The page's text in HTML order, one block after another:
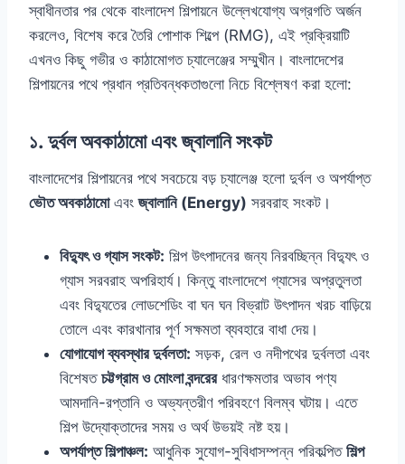
স্বাধীনতার পর থেকে বাংলাদেশ শিল্পায়নে উল্লেখযোগ্য অগ্রগতি অর্জন
করলেও, বিশেষ করে তৈরি পোশাক শিল্পে (RMG), এই প্রক্রিয়াটি
এখনও কিছু গভীর ও কাঠামোগত চ্যালেঞ্জের সম্মুখীন। বাংলাদেশের
শিল্পায়নের পথে প্রধান প্রতিবন্ধকতাগুলো নিচে বিশ্লেষণ করা হলো:
১. দুর্বল অবকাঠামো এবং জ্বালানি সংকট
বাংলাদেশের শিল্পায়নের পথে সবচেয়ে বড় চ্যালেঞ্জ হলো দুর্বল ও অপর্যাপ্ত
ভৌত অবকাঠামোএবংজ্বালানি (Energy) সরবরাহ সংকট।
বিদ্যুৎ ও গ্যাস সংকট: শিল্প উৎপাদনের জন্য নিরবচ্ছিন্ন বিদ্যুৎ ও
গ্যাস সরবরাহ অপরিহার্য। কিন্তু বাংলাদেশে গ্যাসের অপ্রতুলতা
এবং বিদ্যুতের লোডশেডিং বা ঘন ঘন বিভ্রাট উৎপাদন খরচ বাড়িয়ে
তোলে এবং কারখানার পূর্ণ সক্ষমতা ব্যবহারে বাধা দেয়।
যোগাযোগ ব্যবস্থার দুর্বলতা: সড়ক, রেল ও নদীপথের দুর্বলতা এবং
বিশেষত চট্টগ্রাম ও মোংলা বন্দরেরধারণক্ষমতার অভাব পণ্য
আমদানি-রপ্তানি ও অভ্যন্তরীণ পরিবহণে বিলম্ব ঘটায়। এতে
শিল্প উদ্যোক্তাদের সময় ও অর্থ উভয়ই নষ্ট হয়।
অপর্যাপ্ত শিল্পাঞ্চল: আধুনিক সুযোগ-সুবিধাসম্পন্ন পরিকল্পিত শিল্প